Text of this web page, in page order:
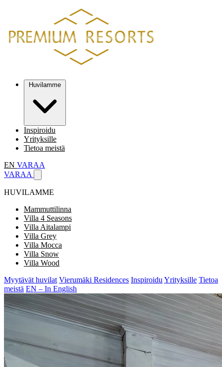
Inspiroidu
Yrityksille
Tietoa meistä
EN VARAA
VARAA
HUVILAMME
Mammuttilinna
Villa 4 Seasons
Villa Aitalampi
Villa Grey
Villa Mocca
Villa Snow
Villa Wood
Myytävät huvilat Vierumäki Residences Inspiroidu Yrityksille Tietoa
meistä EN – In English